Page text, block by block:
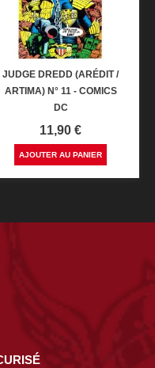
JUDGE DREDD (ARÉDIT /
ARTIMA) N° 11 - COMICS
DC
Prix
11,90 €
AJOUTER AU PANIER